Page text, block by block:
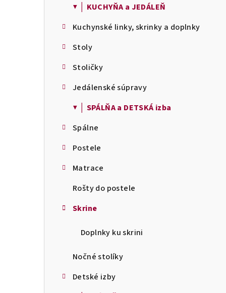
▼ │ KUCHYŇA a JEDÁLEŇ
Kuchynské linky, skrinky a doplnky
Stoly
Stoličky
Jedálenské súpravy
▼ │ SPÁLŇA a DETSKÁ izba
Spálne
Postele
Matrace
Rošty do postele
Skrine
Doplnky ku skrini
Nočné stolíky
Detské izby